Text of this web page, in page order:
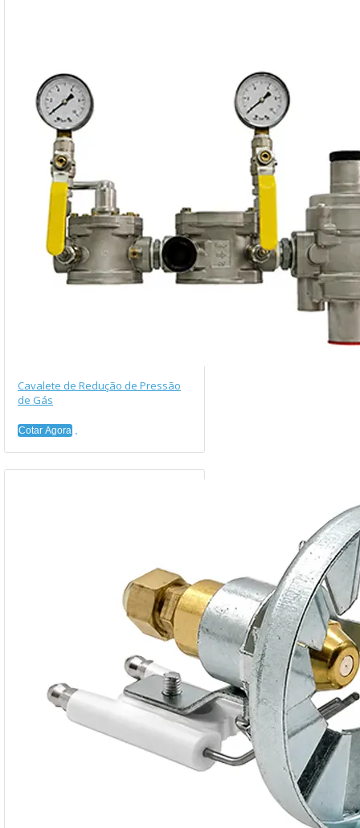
Cavalete de Redução de Pressão
de Gás
Cotar Agora